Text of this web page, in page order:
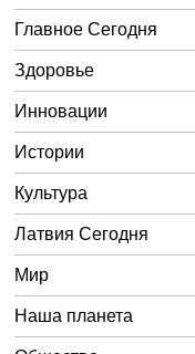
Главное Сегодня
Здоровье
Инновации
Истории
Культура
Латвия Сегодня
Мир
Наша планета